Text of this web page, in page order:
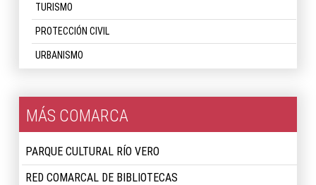
TURISMO
PROTECCIÓN CIVIL
URBANISMO
MÁS COMARCA
PARQUE CULTURAL RÍO VERO
RED COMARCAL DE BIBLIOTECAS